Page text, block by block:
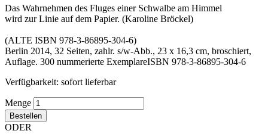
Das Wahrnehmen des Fluges einer Schwalbe am Himmel
wird zur Linie auf dem Papier. (Karoline Bröckel)
(ALTE ISBN 978-3-86895-304-6)
Berlin 2014, 32 Seiten, zahlr. s/w-Abb., 23 x 16,3 cm, broschiert,
Auflage. 300 nummerierte ExemplareISBN 978-3-86895-304-6
Verfügbarkeit: sofort lieferbar
Menge
Bestellen
ODER